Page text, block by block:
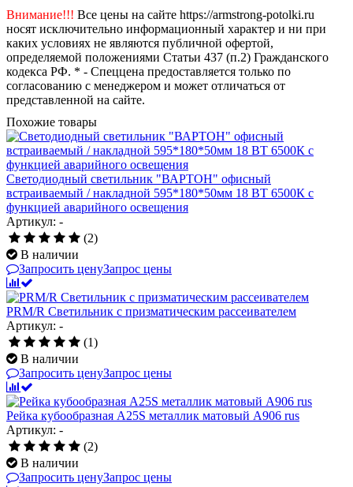
Внимание!!! Все цены на сайте https://armstrong-potolki.ru
носят исключительно информационный характер и ни при
каких условиях не являются публичной офертой,
определяемой положениями Статьи 437 (п.2) Гражданского
кодекса РФ. * - Спеццена предоставляется только по
согласованию с менеджером и может отличаться от
представленной на сайте.
Похожие товары
Светодиодный светильник "ВАРТОН" офисный
встраиваемый / накладной 595*180*50мм 18 ВТ 6500К с
функцией аварийного освещения
Артикул: -
(2)
В наличии
Запросить ценуЗапрос цены
PRM/R Светильник с призматическим рассеивателем
Артикул: -
(1)
В наличии
Запросить ценуЗапрос цены
Рейка кубообразная A25S металлик матовый А906 rus
Артикул: -
(2)
В наличии
Запросить ценуЗапрос цены